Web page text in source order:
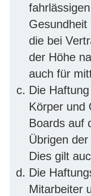
die bei
der Höhe
auch für
Die
Körper und
Boards auf
Übrigen
Dies gilt
Die
Mitarbeiter